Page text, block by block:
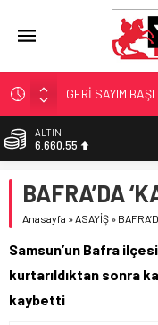
GERİ SAYIM
‘BAFRA’YA
YÖNETİCİ
ALTIN
6.660,55
13.779,39
DOLAR
55,1881
BAFRA’DA
Anasayfa »ASAYİŞ »
Samsun’un Bafra
kurtarıldıktan sonra
kaybetti